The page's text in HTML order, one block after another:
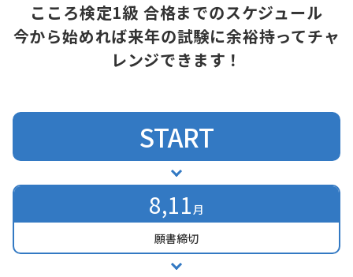
こころ検定1級 合格までのスケジュール
今から始めれば来年の試験に余裕持ってチャ
レンジできます！
START
8,11月
願書締切